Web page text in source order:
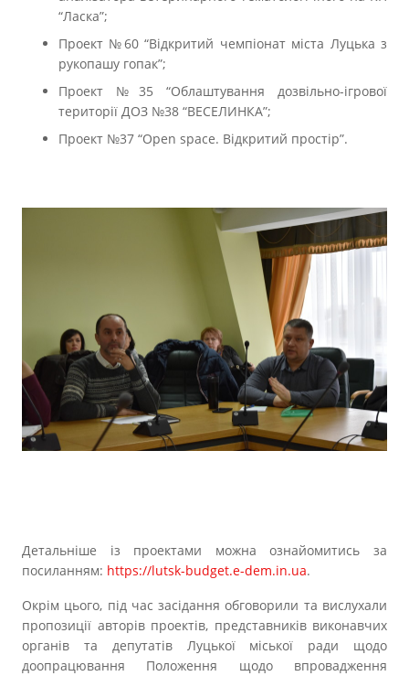
“Ласка”;
Проект №60 “Відкритий чемпіонат міста Луцька з
рукопашу гопак”;
Проект №35 “Облаштування дозвільно-ігрової
території ДОЗ №38 “ВЕСЕЛИНКА”;
Проект №37 “Open space. Відкритий простір”.
Детальніше із проектами можна ознайомитись за
посиланням: https://lutsk-budget.e-dem.in.ua.
Окрім цього, під час засідання обговорили та вислухали
пропозиції авторів проектів, представників виконавчих
органів та депутатів Луцької міської ради щодо
доопрацювання Положення щодо впровадження